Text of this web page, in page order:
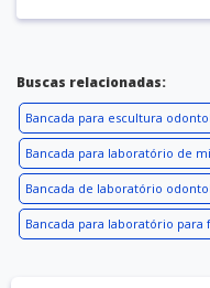
Buscas relacionadas:
Bancada para escultura
Bancada para laboratório de
Bancada de laboratório
Bancada para laboratório para